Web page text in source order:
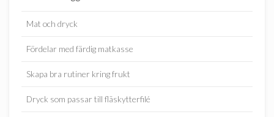
Mat och dryck
Fördelar med färdig matkasse
Skapa bra rutiner kring frukt
Dryck som passar till fläskytterfilé